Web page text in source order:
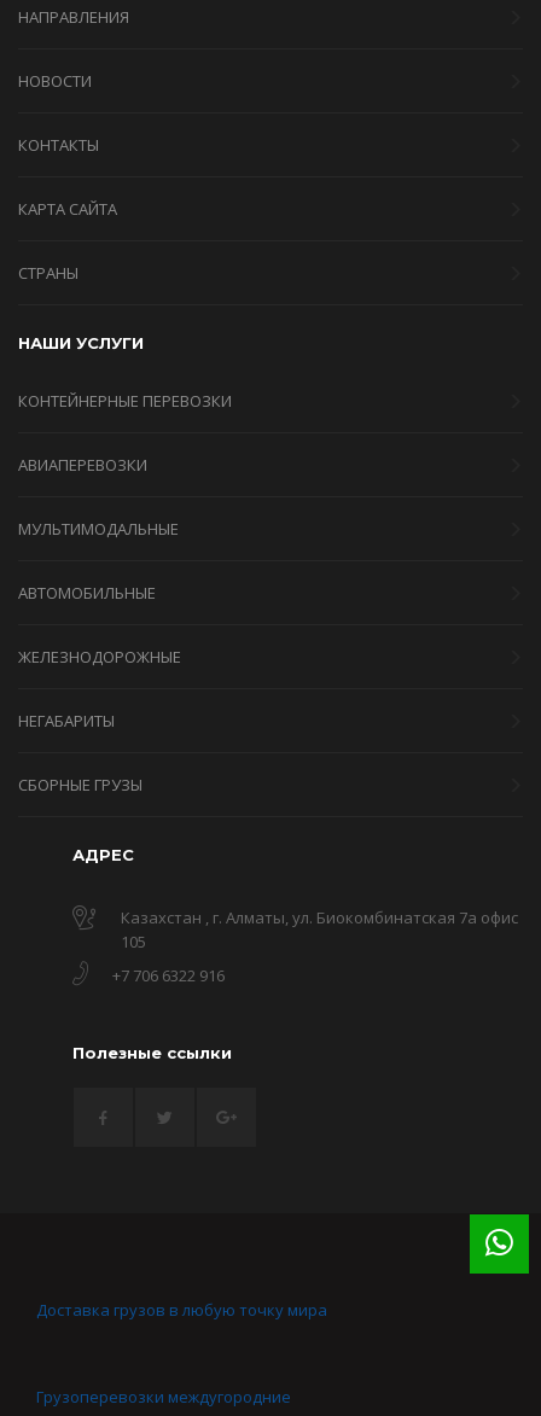
НАПРАВЛЕНИЯ
НОВОСТИ
КОНТАКТЫ
КАРТА САЙТА
СТРАНЫ
НАШИ УСЛУГИ
КОНТЕЙНЕРНЫЕ ПЕРЕВОЗКИ
АВИАПЕРЕВОЗКИ
МУЛЬТИМОДАЛЬНЫЕ
АВТОМОБИЛЬНЫЕ
ЖЕЛЕЗНОДОРОЖНЫЕ
НЕГАБАРИТЫ
СБОРНЫЕ ГРУЗЫ
АДРЕС
Казахстан , г. Алматы, ул. Биокомбинатская 7а офис
105
+7 706 6322 916
Полезные ссылки
Доставка грузов в любую точку мира
Грузоперевозки междугородние